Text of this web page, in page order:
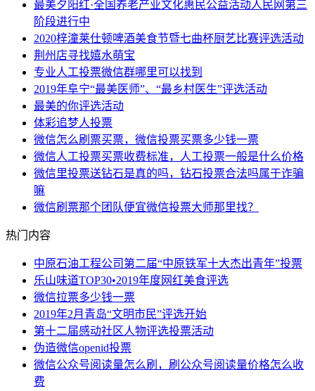
最美夕阳红·全国养老产业文化惠民公益活动人民网第三
阶段进行中
2020梓潼莱仕顿啤酒美食节暨七曲杯厨艺比赛评选活动
荆州店寻找嬉水萌宝
专业人工投票微信群哪里可以找到
2019年阜宁“最美医师”、“最乡村医生”评选活动
最美的你评选活动
体彩追梦人投票
微信怎么刷票买票，微信投票买票多少钱一票
微信人工投票买票收费标准，人工投票一般是什么价格
微信里投票送钻石是真的吗，钻石投票合法吗属于诈骗
嘛
微信刷票那个团队便宜微信投票大师那里找？
热门内容
中原石油工程公司第二届“中原铁军十大杰出青年”投票
乐山味道TOP30•2019年度网红美食评选
微信拉票多少钱一票
2019年2月青岛“文明市民”评选开始
第十二届感动社区人物评选投票活动
伪造微信openid投票
微信公众号阅读量怎么刷，刷公众号阅读量价格怎么收
费